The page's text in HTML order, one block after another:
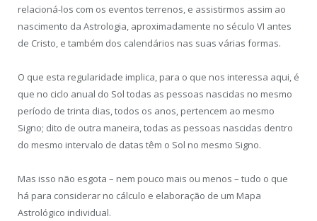
relacioná-los com os eventos terrenos, e assistirmos assim ao
nascimento da Astrologia, aproximadamente no século VI antes
de Cristo, e também dos calendários nas suas várias formas.
O que esta regularidade implica, para o que nos interessa aqui, é
que no ciclo anual do Sol todas as pessoas nascidas no mesmo
período de trinta dias, todos os anos, pertencem ao mesmo
Signo; dito de outra maneira, todas as pessoas nascidas dentro
do mesmo intervalo de datas têm o Sol no mesmo Signo.
Mas isso não esgota – nem pouco mais ou menos – tudo o que
há para considerar no cálculo e elaboração de um Mapa
Astrológico individual.